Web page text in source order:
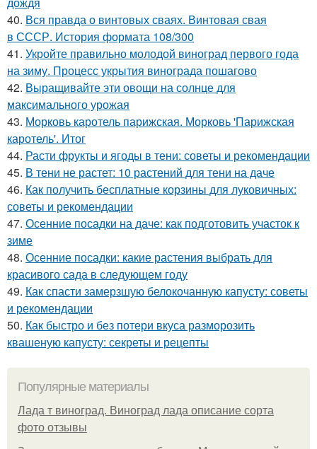
40. Вся правда о винтовых сваях. Винтовая свая
в СССР. История формата 108/300
41. Укройте правильно молодой виноград первого года
на зиму. Процесс укрытия винограда пошагово
42. Выращивайте эти овощи на солнце для
максимального урожая
43. Морковь каротель парижская. Морковь 'Парижская
каротель'. Итог
44. Расти фрукты и ягоды в тени: советы и рекомендации
45. В тени не растет: 10 растений для тени на даче
46. Как получить бесплатные корзины для луковичных:
советы и рекомендации
47. Осенние посадки на даче: как подготовить участок к
зиме
48. Осенние посадки: какие растения выбрать для
красивого сада в следующем году
49. Как спасти замерзшую белокочанную капусту: советы
и рекомендации
50. Как быстро и без потери вкуса разморозить
квашеную капусту: секреты и рецепты
Популярные материалы
Лада т виноград. Виноград лада описание сорта
фото отзывы